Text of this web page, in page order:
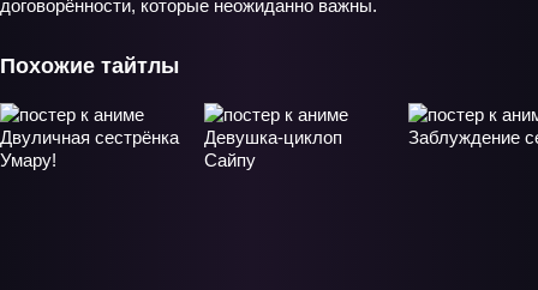
договорённости, которые неожиданно важны.
Похожие тайтлы